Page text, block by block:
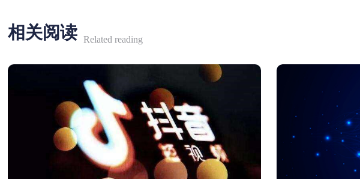
相关阅读 Related reading